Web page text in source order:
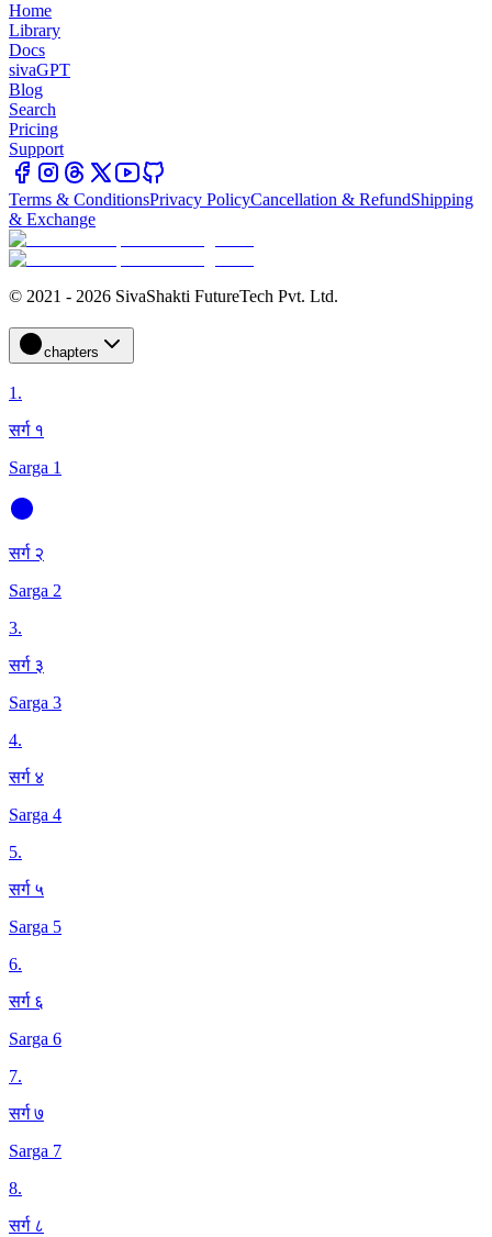
Home
Library
Docs
sivaGPT
Blog
Search
Pricing
Support
Terms & ConditionsPrivacy PolicyCancellation & RefundShipping
& Exchange
© 2021 - 2026 SivaShakti FutureTech Pvt. Ltd.
chapters
1.
सर्ग १
Sarga 1
सर्ग २
Sarga 2
3.
सर्ग ३
Sarga 3
4.
सर्ग ४
Sarga 4
5.
सर्ग ५
Sarga 5
6.
सर्ग ६
Sarga 6
7.
सर्ग ७
Sarga 7
8.
सर्ग ८